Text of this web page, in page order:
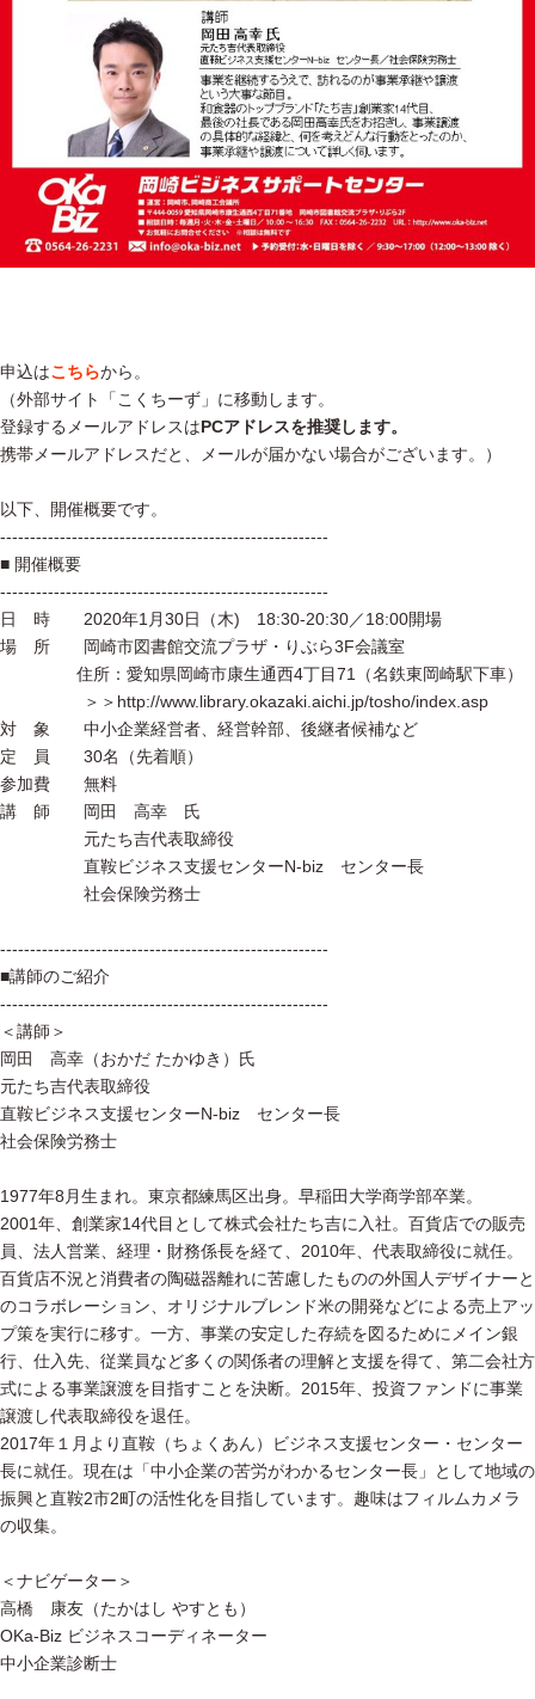
申込はこちらから。
（外部サイト「こくちーず」に移動します。
登録するメールアドレスはPCアドレスを推奨します。
携帯メールアドレスだと、メールが届かない場合がございます。）
以下、開催概要です。
-------------------------------------------------------
■ 開催概要
-------------------------------------------------------
日 時 2020年1月30日（木) 18:30-20:30／18:00開場
場 所 岡崎市図書館交流プラザ・りぶら3F会議室
住所：愛知県岡崎市康生通西4丁目71（名鉄東岡崎駅下車）
＞＞http://www.library.okazaki.aichi.jp/tosho/index.asp
対 象 中小企業経営者、経営幹部、後継者候補など
定 員 30名（先着順）
参加費 無料
講 師 岡田 高幸 氏
元たち吉代表取締役
直鞍ビジネス支援センターN-biz センター長
社会保険労務士
-------------------------------------------------------
■講師のご紹介
-------------------------------------------------------
＜講師＞
岡田 高幸（おかだ たかゆき）氏
元たち吉代表取締役
直鞍ビジネス支援センターN-biz センター長
社会保険労務士
1977年8月生まれ。東京都練馬区出身。早稲田大学商学部卒業。
2001年、創業家14代目として株式会社たち吉に入社。百貨店での販売
員、法人営業、経理・財務係長を経て、2010年、代表取締役に就任。
百貨店不況と消費者の陶磁器離れに苦慮したものの外国人デザイナーと
のコラボレーション、オリジナルブレンド米の開発などによる売上アッ
プ策を実行に移す。一方、事業の安定した存続を図るためにメイン銀
行、仕入先、従業員など多くの関係者の理解と支援を得て、第二会社方
式による事業譲渡を目指すことを決断。2015年、投資ファンドに事業
譲渡し代表取締役を退任。
2017年１月より直鞍（ちょくあん）ビジネス支援センター・センター
長に就任。現在は「中小企業の苦労がわかるセンター長」として地域の
振興と直鞍2市2町の活性化を目指しています。趣味はフィルムカメラ
の収集。
＜ナビゲーター＞
高橋 康友（たかはし やすとも）
OKa-Biz ビジネスコーディネーター
中小企業診断士